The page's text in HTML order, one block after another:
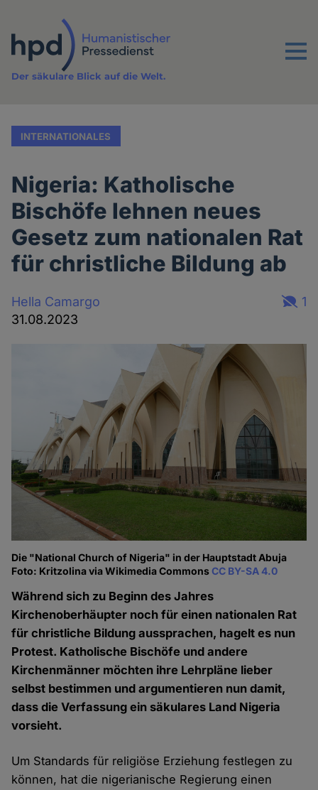
Inhalt
Menu
Der säkulare Blick auf die Welt.
INTERNATIONALES
Nigeria: Katholische
Bischöfe lehnen neues
Gesetz zum nationalen Rat
für christliche Bildung ab
Hella Camargo
31.08.2023
1
Die "National Church of Nigeria" in der Hauptstadt Abuja
Foto: Kritzolina via Wikimedia CommonsCC BY-SA 4.0
Während sich zu Beginn des Jahres
Kirchenoberhäupter noch für einen nationalen Rat
für christliche Bildung aussprachen, hagelt es nun
Protest. Katholische Bischöfe und andere
Kirchenmänner möchten ihre Lehrpläne lieber
selbst bestimmen und argumentieren nun damit,
dass die Verfassung ein säkulares Land Nigeria
vorsieht.
Um Standards für religiöse Erziehung festlegen zu
können, hat die nigerianische Regierung einen